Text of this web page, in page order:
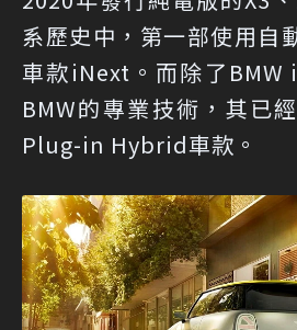
系歷史中，第一部使用自
車款iNext。而除了BMW
BMW的專業技術，其已
Plug-in Hybrid車款。